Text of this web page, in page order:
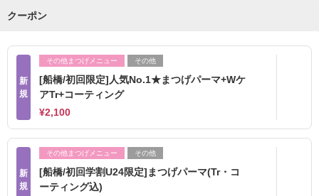
クーポン
新
規
その他まつげメニュー その他
[船橋/初回限定]人気No.1★まつげパーマ+Wケ
アTr+コーティング
¥2,100
新
規
その他まつげメニュー その他
[船橋/初回学割U24限定]まつげパーマ(Tr・コ
ーティング込)